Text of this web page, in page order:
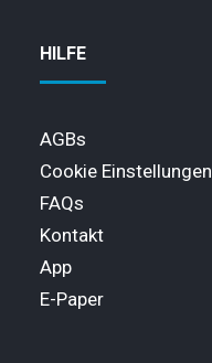
HILFE
AGBs
Cookie Einstellungen
FAQs
Kontakt
App
E-Paper